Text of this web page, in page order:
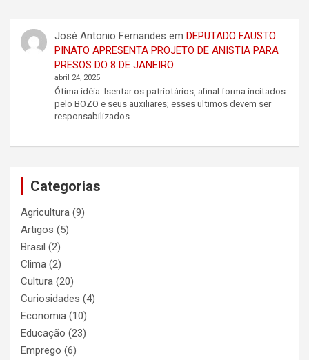
h
José Antonio Fernandes em DEPUTADO FAUSTO
PINATO APRESENTA PROJETO DE ANISTIA PARA
PRESOS DO 8 DE JANEIRO
abril 24, 2025
Ótima idéia. Isentar os patriotários, afinal forma incitados
pelo BOZO e seus auxiliares; esses ultimos devem ser
responsabilizados.
Categorias
Agricultura (9)
Artigos (5)
Brasil (2)
Clima (2)
Cultura (20)
Curiosidades (4)
Economia (10)
Educação (23)
Emprego (6)